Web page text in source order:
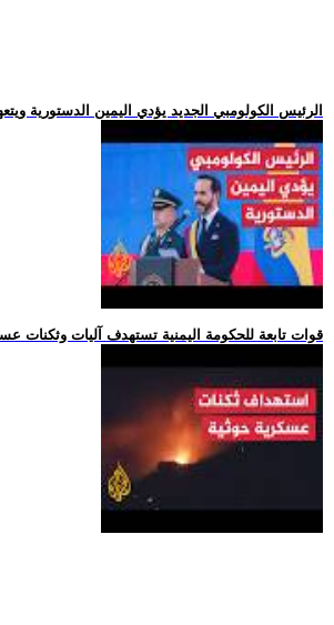
.. الرئيس الكولومبي الجديد يؤدي اليمين الدستورية
.. قوات تابعة للحكومة اليمنية تستهدف آليات وثكنات